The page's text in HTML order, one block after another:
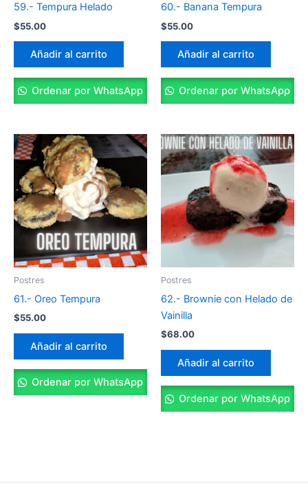
59.- Tempura Helado
$55.00
Añadir al carrito
Ordenar por WhatsApp
60.- Banana Tempura
$55.00
Añadir al carrito
Ordenar por WhatsApp
Postres
61.- Oreo Tempura
$55.00
Añadir al carrito
Ordenar por WhatsApp
Postres
62.- Brownie con Helado de
Vainilla
$68.00
Añadir al carrito
Ordenar por WhatsApp